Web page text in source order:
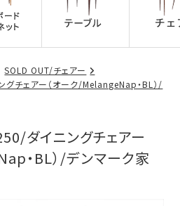
SOLD OUT/チェアー
チェアー（オーク/MelangeNap・BL）/
ダイニングチェアー
・BL）/デンマーク家